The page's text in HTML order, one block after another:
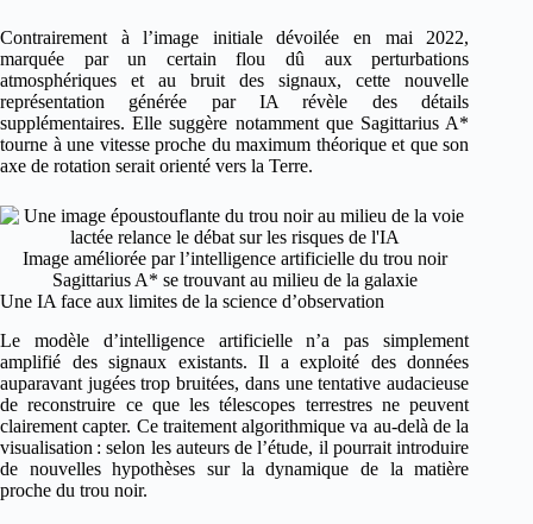
Contrairement à l’image initiale dévoilée en mai 2022,
marquée par un certain flou dû aux perturbations
atmosphériques et au bruit des signaux, cette nouvelle
représentation générée par IA révèle des détails
supplémentaires. Elle suggère notamment que Sagittarius A*
tourne à une vitesse proche du maximum théorique et que son
axe de rotation serait orienté vers la Terre.
Image améliorée par l’intelligence artificielle du trou noir
Sagittarius A* se trouvant au milieu de la galaxie
Une IA face aux limites de la science d’observation
Le modèle d’intelligence artificielle n’a pas simplement
amplifié des signaux existants. Il a exploité des données
auparavant jugées trop bruitées, dans une tentative audacieuse
de reconstruire ce que les télescopes terrestres ne peuvent
clairement capter. Ce traitement algorithmique va au-delà de la
visualisation : selon les auteurs de l’étude, il pourrait introduire
de nouvelles hypothèses sur la dynamique de la matière
proche du trou noir.